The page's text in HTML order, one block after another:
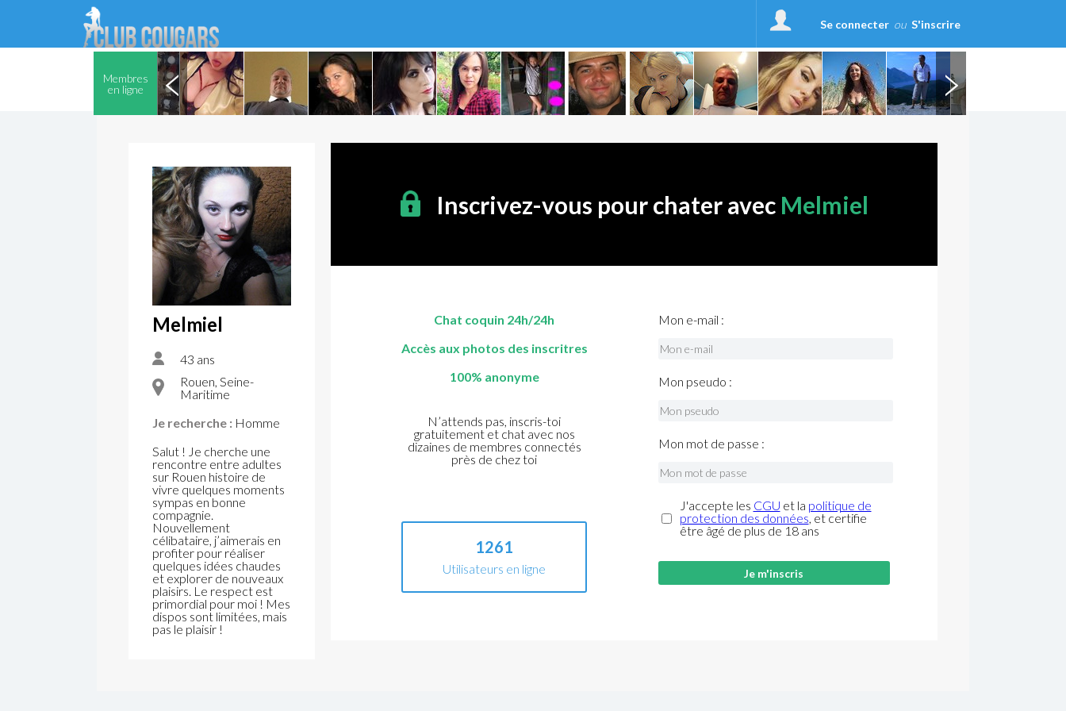
Se connecter ou S'inscrire
Membres
en ligne
Melmiel
43 ans
Rouen, Seine-
Maritime
Je recherche : Homme
Salut ! Je cherche une
rencontre entre adultes
sur Rouen histoire de
vivre quelques moments
sympas en bonne
compagnie.
Nouvellement
célibataire, j’aimerais en
profiter pour réaliser
quelques idées chaudes
et explorer de nouveaux
plaisirs. Le respect est
primordial pour moi ! Mes
dispos sont limitées, mais
pas le plaisir !
Inscrivez-vous pour chater avec Melmiel
Chat coquin 24h/24h
Accès aux photos des inscritres
100% anonyme
N’attends pas, inscris-toi
gratuitement et chat avec nos
dizaines de membres connectés
près de chez toi
1261
Utilisateurs en ligne
Mon e-mail :
Mon pseudo :
Mon mot de passe :
J'accepte les CGU et la politique de
protection des données, et certifie
être âgé de plus de 18 ans